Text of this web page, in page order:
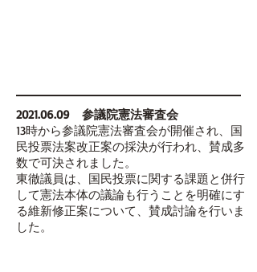
2021.06.09 参議院憲法審査会
13時から参議院憲法審査会が開催され、国
民投票法案改正案の採決が行われ、賛成多
数で可決されました。
東徹議員は、国民投票に関する課題と併行
して憲法本体の議論も行うことを明確にす
る維新修正案について、賛成討論を行いま
した。